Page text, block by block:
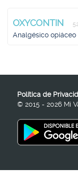
OXYCONTIN
Analgésico opiáceo
Política de
© 2015 - 2026 Mi